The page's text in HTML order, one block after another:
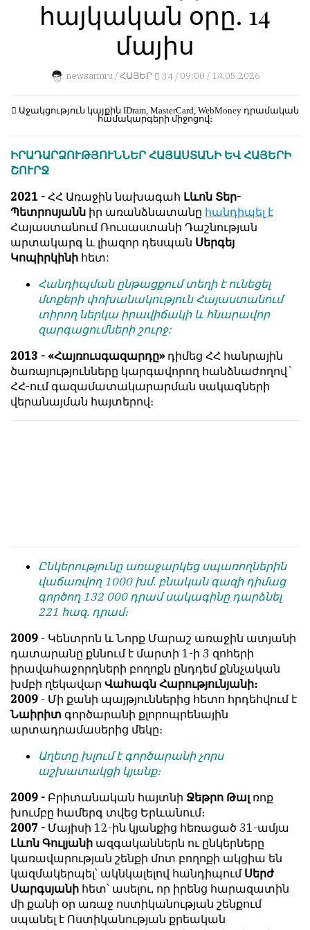
Пользователей:
НАШИ
ПРАВИЛА
материалы
для
независимо
мыслящих.
Сайт
обновляется
с
большим
трудом,
душой.
Редакция
не
лезет
в
авторские
смысл.
Мнение
редакции
является
обязательным
условием
для
публикации.
Противоположные
мнения
публикуются,
даже
принимаются
без
восторга.
Главный
редактор
—
Армен
фон
Геворкян
կերպ։
Խմբագրությունը
խոթում
հեղինակային
նյութերի
չի
կրճատում
և
խմբագրում
չի
կատարում։
Խմբագրության
հեղինակների
կարծիքի
համակարծիք
լինելը
պարտադիր
պայման
չէ
նյութերը
են
այնքան
գրկաբաց
սակայն
հրապարակվում
են
նույն
իրավունքով։
Գովազդային
տեքստերը,
լուսանկարները
բովանդակությունը
վերահսկողությունից
դուրս
են։
Խմբագիր-
տնօրեն՝
Արմեն
ֆոն
Գևորգյան
հայկական օրը. 14
մայիս
newsarmru / ՀԱՅԵՐ 34 / 09:00 / 14.05.2026
Աջակցություն կայքին IDram, MasterCard, WebMoney դրամական
համակարգերի միջոցով։
ԻՐԱԴԱՐՁՈՒԹՅՈՒՆՆԵՐ ՀԱՅԱՍՏԱՆԻ ԵՎ ՀԱՅԵՐԻ
ՇՈՒՐՋ
2021 - ՀՀ Առաջին նախագահ Լևոն Տեր-
Պետրոսյանն իր առանձնատանը հանդիպել է
Հայաստանում Ռուսաստանի Դաշնության
արտակարգ և լիազոր դեսպան Սերգեյ
Կոպիրկինի հետ:
Հանդիպման ընթացքում տեղի է ունեցել
մտքերի փոխանակություն Հայաստանում
տիրող ներկա իրավիճակի և հնարավոր
զարգացումների շուրջ:
2013 - «Հայռուսգազարդը»դիմեց ՀՀ հանրային
ծառայությունները կարգավորող հանձնաժողով`
ՀՀ-ում գազամատակարարման սակագների
վերանայման հայտերով։
Ընկերությունը առաջարկեց սպառողներին
վաճառվող 1000 խմ. բնական գազի դիմաց
գործող 132 000 դրամ սակագինը դարձնել
221 հազ. դրամ։
2009 - Կենտրոն և Նորք Մարաշ առաջին ատյանի
դատարանը քննում է մարտի 1-ի 3 զոհերի
իրավահաջորդների բողոքն ընդդեմ քննչական
խմբի ղեկավար Վահագն Հարությունյանի։
2009 - Մի քանի պայթյուններից հետո հրդեհվում է
Նաիրիտ գործարանի քլորոպրենային
արտադրամասերից մեկը։
Աղետը խլում է գործարանի չորս
աշխատակցի կյանք։
2009 - Բրիտանական հայտնի Ջեթրո Թալ ռոք
խումբը համերգ տվեց Երևանում։
2007 - Մայիսի 12-ին կյանքից հեռացած 31-ամյա
Լևոն Գուլյանի ազգականներն ու ընկերները
կառավարության շենքի մոտ բողոքի ակցիա են
կազմակերպել՝ ակնկալելով հանդիպում Սերժ
Սարգսյանի հետ՝ ասելու, որ իրենց հարազատին
մի քանի օր առաջ ոստիկանության շենքում
սպանել է Ոստիկանության քրեական